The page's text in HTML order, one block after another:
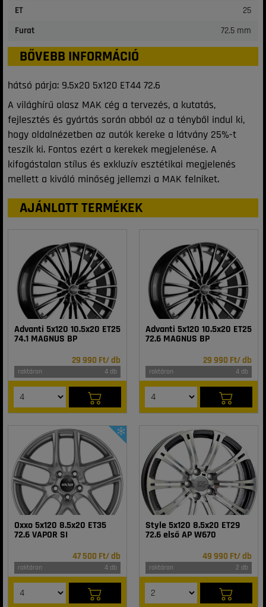
ET
25
Furat
72.5 mm
BŐVEBB INFORMÁCIÓ
hátsó párja: 9.5x20 5x120 ET44 72.6
A világhírű olasz MAK cég a tervezés, a kutatás,
fejlesztés és gyártás során abból az a tényből indul ki,
hogy oldalnézetben az autók kereke a látvány 25%-t
teszik ki. Fontos ezért a kerekek megjelenése. A
kifogástalan stílus és exkluzív esztétikai megjelenés
mellett a kiváló minőség jellemzi a MAK felniket.
AJÁNLOTT TERMÉKEK
Advanti 5x120 10.5x20 ET25
74.1 MAGNUS BP
29 990 Ft/ db
raktáron 4 db
Advanti 5x120 10.5x20 ET25
72.6 MAGNUS BP
29 990 Ft/ db
raktáron 4 db
Oxxo 5x120 8.5x20 ET35
72.6 VAPOR SI
47 500 Ft/ db
raktáron 4 db
Style 5x120 8.5x20 ET29
72.6 első AP W670
49 990 Ft/ db
raktáron 2 db